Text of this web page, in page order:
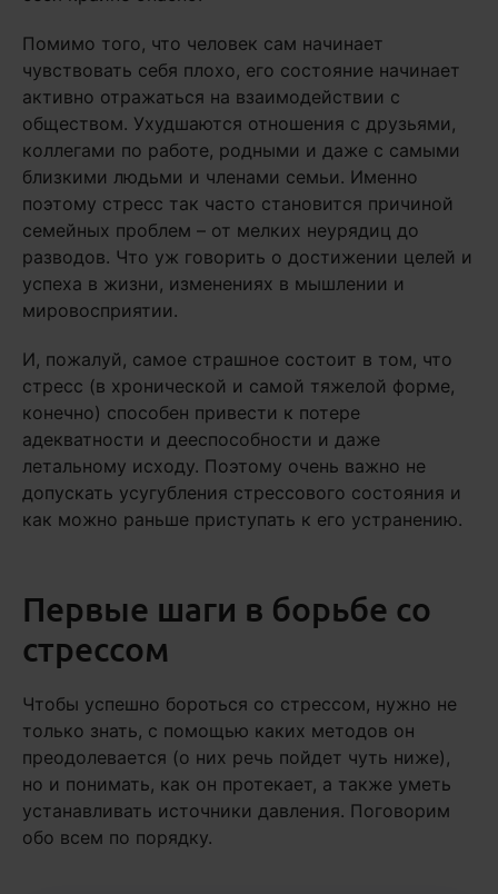
Помимо того, что человек сам начинает
чувствовать себя плохо, его состояние начинает
активно отражаться на взаимодействии с
обществом. Ухудшаются отношения с друзьями,
коллегами по работе, родными и даже с самыми
близкими людьми и членами семьи. Именно
поэтому стресс так часто становится причиной
семейных проблем – от мелких неурядиц до
разводов. Что уж говорить о достижении целей и
успеха в жизни, изменениях в мышлении и
мировосприятии.
И, пожалуй, самое страшное состоит в том, что
стресс (в хронической и самой тяжелой форме,
конечно) способен привести к потере
адекватности и дееспособности и даже
летальному исходу. Поэтому очень важно не
допускать усугубления стрессового состояния и
как можно раньше приступать к его устранению.
Первые шаги в борьбе со
стрессом
Чтобы успешно бороться со стрессом, нужно не
только знать, с помощью каких методов он
преодолевается (о них речь пойдет чуть ниже),
но и понимать, как он протекает, а также уметь
устанавливать источники давления. Поговорим
обо всем по порядку.